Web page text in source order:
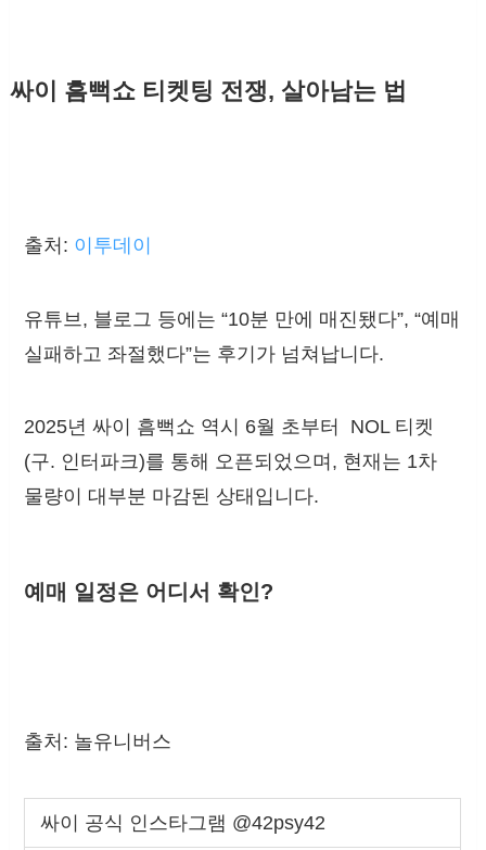
싸이 흠뻑쇼 티켓팅 전쟁, 살아남는 법
출처: 이투데이
유튜브, 블로그 등에는 “10분 만에 매진됐다”, “예매
실패하고 좌절했다”는 후기가 넘쳐납니다.
2025년 싸이 흠뻑쇼 역시 6월 초부터 NOL 티켓
(구. 인터파크)를 통해 오픈되었으며, 현재는 1차
물량이 대부분 마감된 상태입니다.
예매 일정은 어디서 확인?
출처: 놀유니버스
싸이 공식 인스타그램 @42psy42